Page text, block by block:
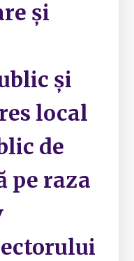
și
și
local
de
pe raza